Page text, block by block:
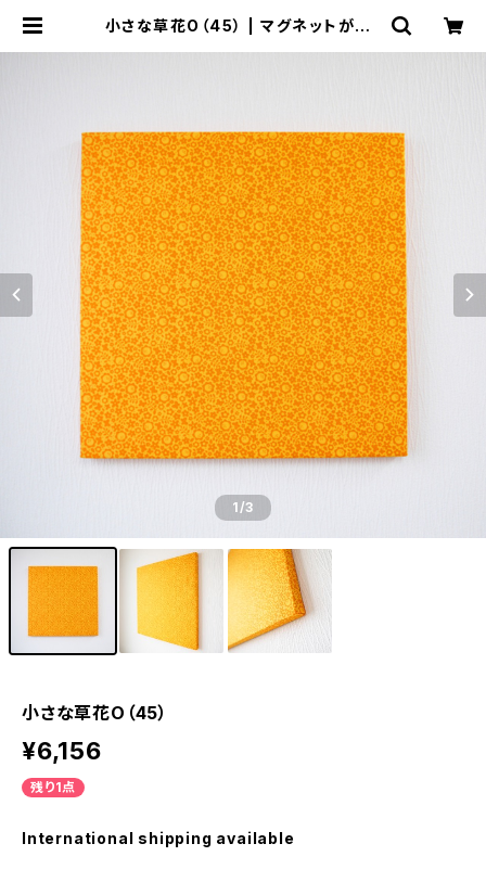
小さな草花O（45） | マグネットがくっ
1/3
小さな草花O（45）
¥6,156
残り1点
International shipping available